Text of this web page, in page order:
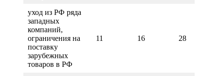
уход из РФ ряда
западных
компаний,
ограничения на
поставку
зарубежных
товаров в РФ
11 16 28